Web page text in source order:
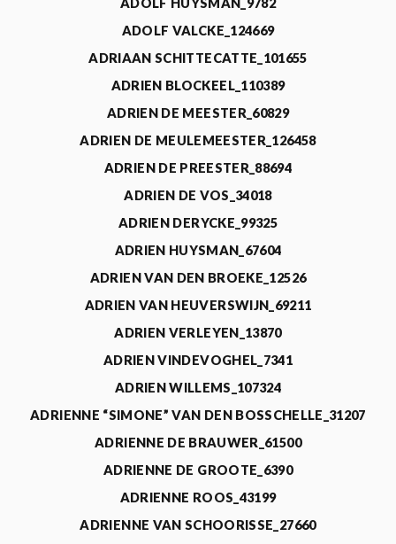
ADOLF HUYSMAN_9782
ADOLF VALCKE_124669
ADRIAAN SCHITTECATTE_101655
ADRIEN BLOCKEEL_110389
ADRIEN DE MEESTER_60829
ADRIEN DE MEULEMEESTER_126458
ADRIEN DE PREESTER_88694
ADRIEN DE VOS_34018
ADRIEN DERYCKE_99325
ADRIEN HUYSMAN_67604
ADRIEN VAN DEN BROEKE_12526
ADRIEN VAN HEUVERSWIJN_69211
ADRIEN VERLEYEN_13870
ADRIEN VINDEVOGHEL_7341
ADRIEN WILLEMS_107324
ADRIENNE “SIMONE” VAN DEN BOSSCHELLE_31207
ADRIENNE DE BRAUWER_61500
ADRIENNE DE GROOTE_6390
ADRIENNE ROOS_43199
ADRIENNE VAN SCHOORISSE_27660